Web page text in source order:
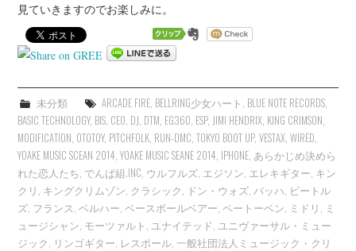
見ていきますのでお楽しみに。
未分類 ARCADE FIRE, BELLRING少女ハート BLUE NOTE RECORDS,
BASIC TECHNOLOGY, BIS CEO DJ DTM EG360 ESP, JIMI HENDRIX KING CRIMSON
MODIFICATION OTOTOY, PITCHFOLK RUN-DMC ,TOKYO BOOT UP,VESTAX ,WIRED
YOAKE MUSIC SCEAN 2014 ,YOAKE MUSIC SEANE 2014 IPHONE あらかじめ決めら
れた恋人たち でんぱ組.INC ウルフルズ エジソン エレキギター キン
クリ キングクリムゾン クラシック ドン・ウォズ バッハ ビートル
ズ フランス ,ベルハー ,ベースボールベアー ,ベートーベン ミドリ
ミ
ュージシャン モーツァルト ユナイテッド ユニヴァーサル・ミュー
ジック リンゴギター レスポール 一般社団法人ミュージック・クリ